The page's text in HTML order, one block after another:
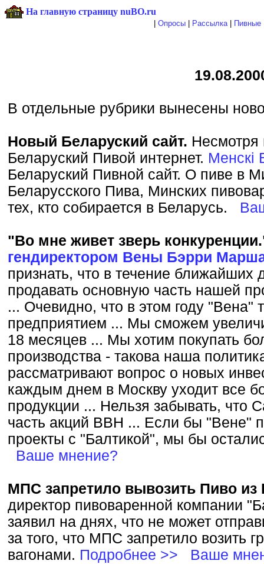
На главную страницу nuBO.ru
Опросы| Рассылка| Пивные
В отдельные рубрики вынесены
Новый Беларуский сайт. Несмотря
Беларуский Пивой интернет. Менскi
Беларуский Пивной сайт. О пиве в
Беларусского Пива, Минских
тех, кто собирается в Беларусь.
"Во мне живет зверь
гендиректором Вены Бэрри
признать, что в течение ближайших
продавать основную часть нашей
... Очевидно, что в этом году "Вена"
предприятием ... Мы сможем
18 месяцев ... Мы хотим покупать
производства - такова наша
рассматривают вопрос о новых
каждым днем в Москву уходит все
продукции ... Нельзя забывать, что
часть акций ВВH ... Если бы "Вене"
проекты с "Балтикой", мы бы
Ваше мнение?
МПС запретило вывозить Пиво из
директор пивоваренной компании
заявил на днях, что не может
за того, что МПС запретило возить
вагонами. Подробнее >> Ваше